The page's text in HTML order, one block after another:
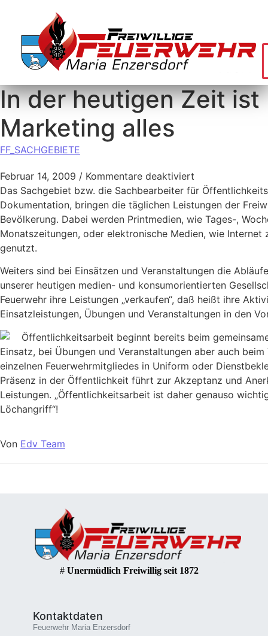
In der heutigen Zeit ist
Marketing alles
FF_SACHGEBIETE
Februar 14, 2009 / Kommentare deaktiviert
Das Sachgebiet bzw. die Sachbearbeiter für
Dokumentation, bringen die täglichen Leistungen der
Bevölkerung. Dabei werden Printmedien, wie Tages-,
Monatszeitungen, oder elektronische Medien, wie Internet
genutzt.
Weiters sind bei Einsätzen und Veranstaltungen die
unserer heutigen medien- und konsumorientierten
Feuerwehr ihre Leistungen „verkaufen“, daß heißt ihre
Einsatzleistungen, Übungen und Veranstaltungen in den
Öffentlichkeitsarbeit beginnt bereits beim
Einsatz, bei Übungen und Veranstaltungen aber auch beim
einzelnen Feuerwehrmitgliedes in Uniform oder
Präsenz in der Öffentlichkeit führt zur Akzeptanz und
Leistungen. „Öffentlichkeitsarbeit ist daher genauso
Löchangriff“!
Von Edv Team
# Unermüdlich Freiwillig seit 1872
Kontaktdaten
Feuerwehr Maria Enzersdorf